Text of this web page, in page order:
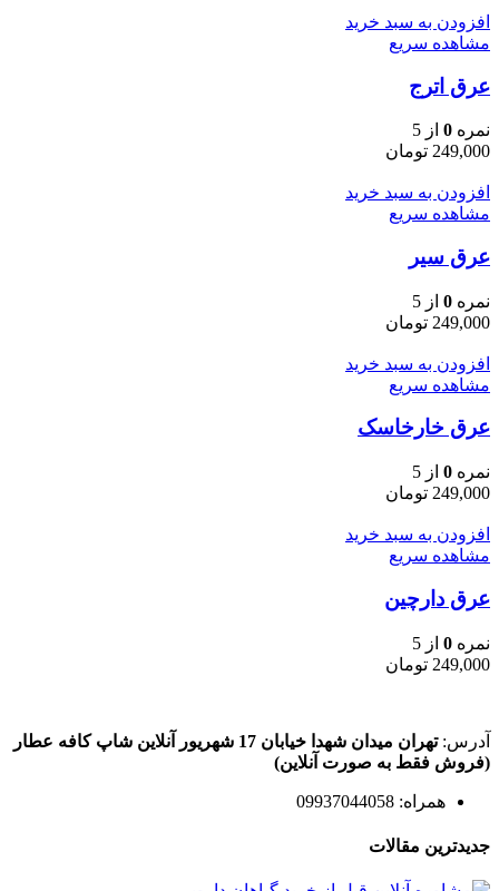
افزودن به سبد خرید
مشاهده سریع
عرق اترج
نمره 0 از 5
249,000 تومان
افزودن به سبد خرید
مشاهده سریع
عرق سیر
نمره 0 از 5
249,000 تومان
افزودن به سبد خرید
مشاهده سریع
عرق خارخاسک
نمره 0 از 5
249,000 تومان
افزودن به سبد خرید
مشاهده سریع
عرق دارچین
نمره 0 از 5
249,000 تومان
آدرس:تهران میدان شهدا خیابان 17 شهریور آنلاین شاپ کافه عطار
(فروش فقط به صورت آنلاین)
همراه: 09937044058
جدیدترین مقالات